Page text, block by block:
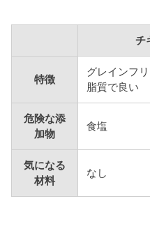
チ
特徴
グレインフ
脂質で良い
危険な添
加物
食塩
気になる
材料
なし